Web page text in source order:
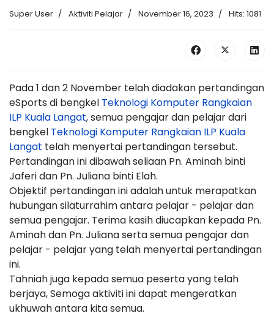
Super User Aktiviti Pelajar November 16, 2023 Hits: 1081
Pada 1 dan 2 November telah diadakan pertandingan
eSports di bengkel Teknologi Komputer Rangkaian
ILP Kuala Langat, semua pengajar dan pelajar dari
bengkel Teknologi Komputer Rangkaian ILP Kuala
Langat telah menyertai pertandingan tersebut.
Pertandingan ini dibawah seliaan Pn. Aminah binti
Jaferi dan Pn. Juliana binti Elah.
Objektif pertandingan ini adalah untuk merapatkan
hubungan silaturrahim antara pelajar - pelajar dan
semua pengajar. Terima kasih diucapkan kepada Pn.
Aminah dan Pn. Juliana serta semua pengajar dan
pelajar - pelajar yang telah menyertai pertandingan
ini.
Tahniah juga kepada semua peserta yang telah
berjaya, Semoga aktiviti ini dapat mengeratkan
ukhuwah antara kita semua.